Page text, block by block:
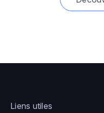
Liens utiles